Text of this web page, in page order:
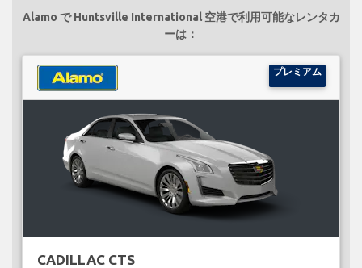
Alamo で Huntsville International 空港で利用可能なレンタカ
ーは：
プレミアム
CADILLAC CTS